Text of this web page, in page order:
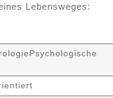
Lebensweges: